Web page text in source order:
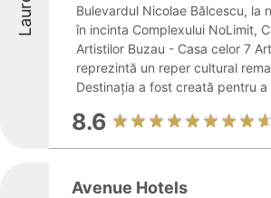
Bulevardul Nicolae Bălcescu, la
în incinta Complexului NoLimit,
Artistilor Buzau - Casa celor 7
reprezintă un reper cultural
Destinația a fost creată pentru a
8.6
Avenue Hotels